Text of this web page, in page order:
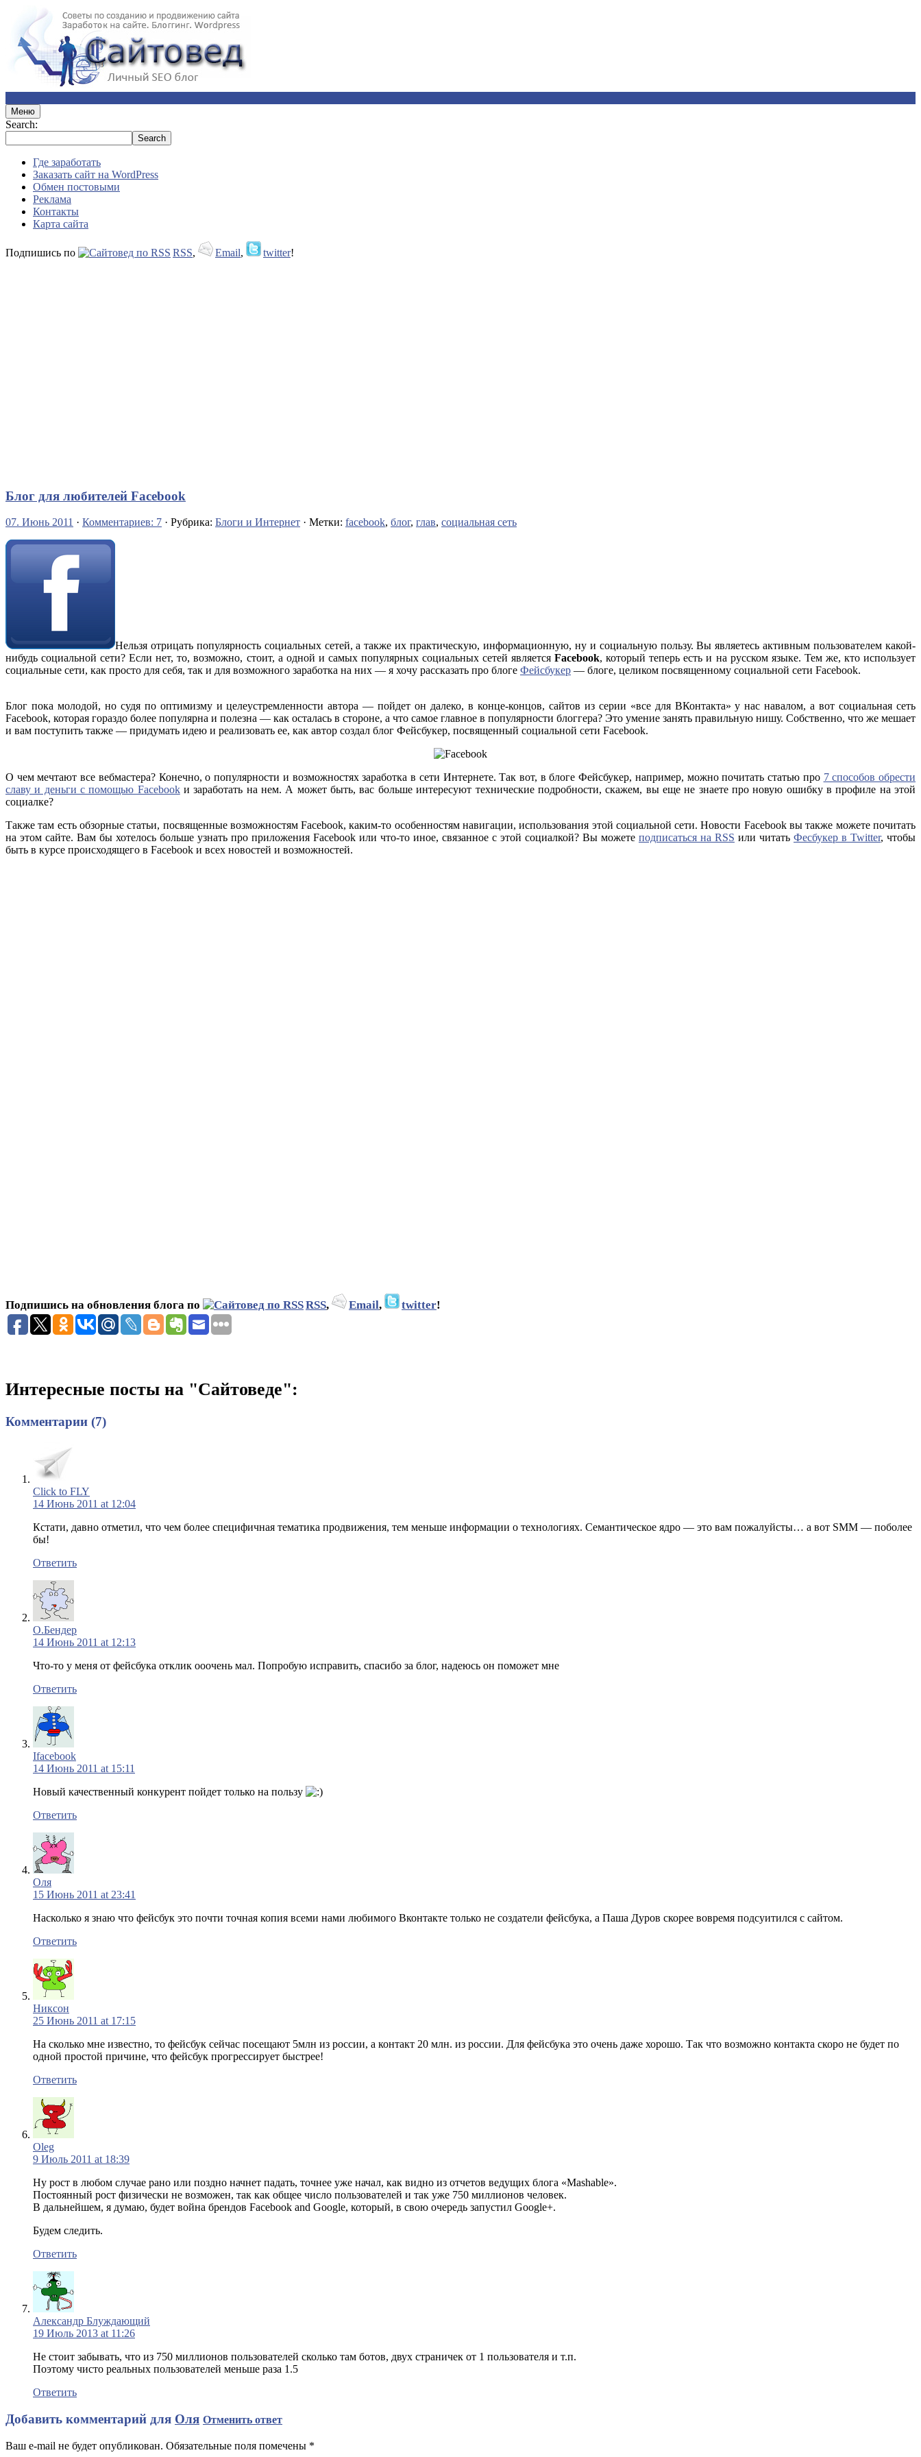
Меню
Search:
Где заработать
Заказать сайт на WordPress
Обмен постовыми
Реклама
Контакты
Карта сайта
Подпишись по RSS, Email, twitter!
Блог для любителей Facebook
07. Июнь 2011 · Комментариев: 7 · Рубрика: Блоги и Интернет · Метки: facebook, блог, глав, социальная сеть
Нельзя отрицать популярность социальных сетей, а также их практическую, информационную, ну и социальную пользу. Вы являетесь активным пользователем какой-
нибудь социальной сети? Если нет, то, возможно, стоит, а одной и самых популярных социальных сетей являетсяFacebook, который теперь есть и на русском языке. Тем же, кто использует
социальные сети, как просто для себя, так и для возможного заработка на них — я хочу рассказать про блоге Фейсбукер — блоге, целиком посвященному социальной сети Facebook.
Блог пока молодой, но судя по оптимизму и целеустремленности автора — пойдет он далеко, в конце-концов, сайтов из серии «все для ВКонтакта» у нас навалом, а вот социальная сеть
Facebook, которая гораздо более популярна и полезна — как осталась в стороне, а что самое главное в популярности блоггера? Это умение занять правильную нишу. Собственно, что же мешает
и вам поступить также — придумать идею и реализовать ее, как автор создал блог Фейсбукер, посвященный социальной сети Facebook.
О чем мечтают все вебмастера? Конечно, о популярности и возможностях заработка в сети Интернете. Так вот, в блоге Фейсбукер, например, можно почитать статью про 7 способов обрести
славу и деньги с помощью Facebookи заработать на нем. А может быть, вас больше интересуют технические подробности, скажем, вы еще не знаете про новую ошибку в профиле на этой
социалке?
Также там есть обзорные статьи, посвященные возможностям Facebook, каким-то особенностям навигации, использования этой социальной сети. Новости Facebook вы также можете почитать
на этом сайте. Вам бы хотелось больше узнать про приложения Facebook или что-то иное, связанное с этой социалкой? Вы можете подписаться на RSS или читать Фесбукер в Twitter, чтобы
быть в курсе происходящего в Facebook и всех новостей и возможностей.
Подпишись на обновления блога по RSS, Email, twitter!
Интересные посты на "Сайтоведе":
Комментарии (7)
Click to FLY
14 Июнь 2011 at 12:04
Кстати, давно отметил, что чем более специфичная тематика продвижения, тем меньше информации о технологиях. Семантическое ядро — это вам пожалуйсты… а вот SMM — поболее
бы!
Ответить
О.Бендер
14 Июнь 2011 at 12:13
Что-то у меня от фейсбука отклик ооочень мал. Попробую исправить, спасибо за блог, надеюсь он поможет мне
Ответить
Ifacebook
14 Июнь 2011 at 15:11
Новый качественный конкурент пойдет только на пользу
Ответить
Оля
15 Июнь 2011 at 23:41
Насколько я знаю что фейсбук это почти точная копия всеми нами любимого Вконтакте только не создатели фейсбука, а Паша Дуров скорее вовремя подсуитился с сайтом.
Ответить
Никсон
25 Июнь 2011 at 17:15
На сколько мне известно, то фейсбук сейчас посещают 5млн из россии, а контакт 20 млн. из россии. Для фейсбука это очень даже хорошо. Так что возможно контакта скоро не будет по
одной простой причине, что фейсбук прогрессирует быстрее!
Ответить
Oleg
9 Июль 2011 at 18:39
Ну рост в любом случае рано или поздно начнет падать, точнее уже начал, как видно из отчетов ведущих блога «Mashable».
Постоянный рост физически не возможен, так как общее число пользователей и так уже 750 миллионов человек.
В дальнейшем, я думаю, будет война брендов Facebook and Google, который, в свою очередь запустил Google+.
Будем следить.
Ответить
Александр Блуждающий
19 Июль 2013 at 11:26
Не стоит забывать, что из 750 миллионов пользователей сколько там ботов, двух страничек от 1 пользователя и т.п.
Поэтому чисто реальных пользователей меньше раза 1.5
Ответить
Добавить комментарий для Оля Отменить ответ
Ваш e-mail не будет опубликован. Обязательные поля помечены *